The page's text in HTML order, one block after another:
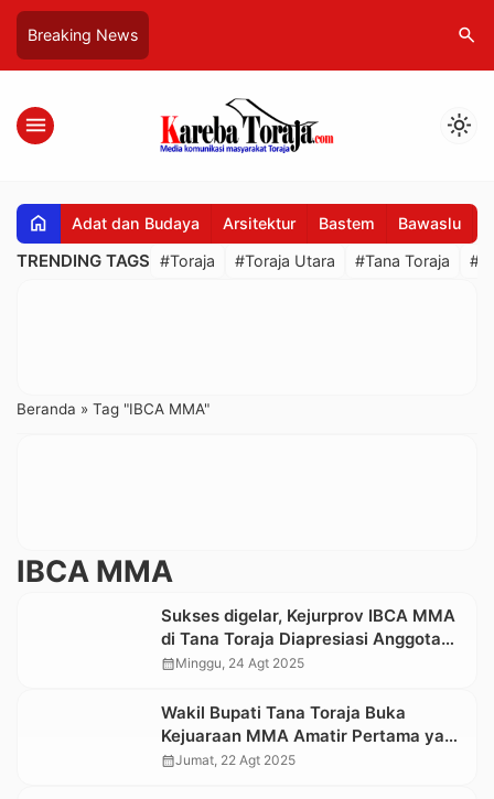
Breaking News search
menu light_mode
home Adat dan Budaya Arsitektur Bastem Bawaslu
TRENDING TAGS #Toraja #Toraja Utara #Tana Toraja
Beranda » Tag "IBCA MMA"
IBCA MMA
Sukses digelar, Kejurprov IBCA MMA
di Tana Toraja Diapresiasi Anggota
DPRD Sunarto Parrangan
calendar_monthMinggu, 24 Agt 2025
Wakil Bupati Tana Toraja Buka
Kejuaraan MMA Amatir Pertama yang
Gunakan Arena Octagon, 78 Atlet
calendar_monthJumat, 22 Agt 2025